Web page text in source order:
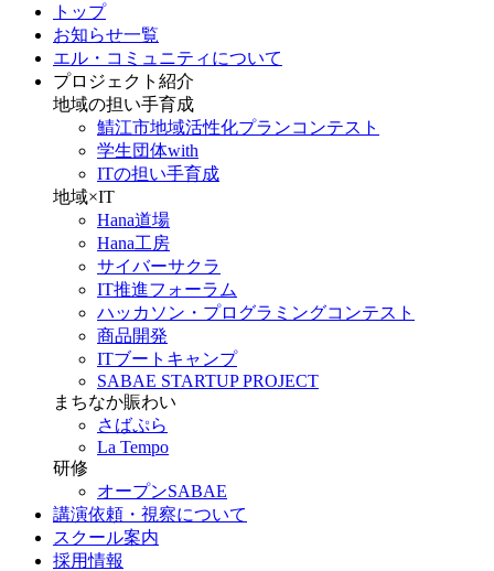
トップ
お知らせ一覧
エル・コミュニティについて
プロジェクト紹介
地域の担い手育成
鯖江市地域活性化プランコンテスト
学生団体with
ITの担い手育成
地域×IT
Hana道場
Hana工房
サイバーサクラ
IT推進フォーラム
ハッカソン・プログラミングコンテスト
商品開発
ITブートキャンプ
SABAE STARTUP PROJECT
まちなか賑わい
さばぷら
La Tempo
研修
オープンSABAE
講演依頼・視察について
スクール案内
採用情報